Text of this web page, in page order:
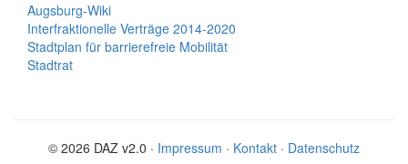
Augsburg-Wiki
Interfraktionelle Verträge 2014-2020
Stadtplan für barrierefreie Mobilität
Stadtrat
© 2026 DAZ v2.0 · Impressum · Kontakt · Datenschutz